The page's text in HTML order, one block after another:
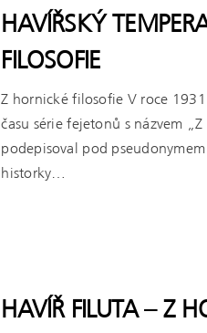
HAVÍŘSKÝ
FILOSOFIE
Z hornické filosofie V roce
času série fejetonů s názvem
podepisoval pod
historky…
HAVÍŘ FILUTA – Z